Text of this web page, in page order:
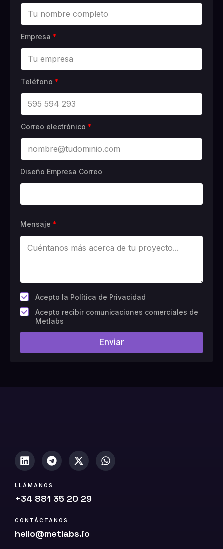
Empresa *
Teléfono *
Correo electrónico *
Diseño Empresa Correo
Mensaje *
*
Acepto la Política de Privacidad
C
a
p
#
Acepto recibir comunicaciones comerciales de
Metlabs
Enviar
LLÁMANOS
+34 881 35 20 29
CONTÁCTANOS
hello@metlabs.io